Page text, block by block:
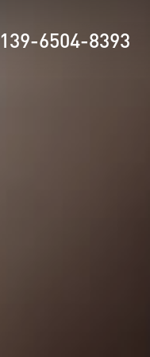
139-6504-8393